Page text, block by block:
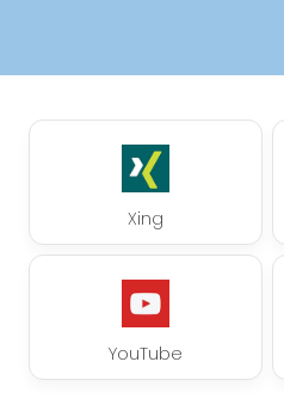
Xing
YouTube